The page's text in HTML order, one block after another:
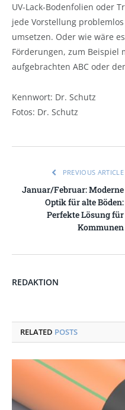
UV-Lack-Bodenfolien oder
jede Vorstellung
umsetzen. Oder wie wäre
Förderungen, zum Beispiel
aufgebrachten ABC oder
Kennwort: Dr. Schutz
Fotos: Dr. Schutz
PREVIOUS ARTICLE
Januar/Februar: Moderne
Optik für alte Böden:
Perfekte Lösung für
Kommunen
REDAKTION
RELATED POSTS